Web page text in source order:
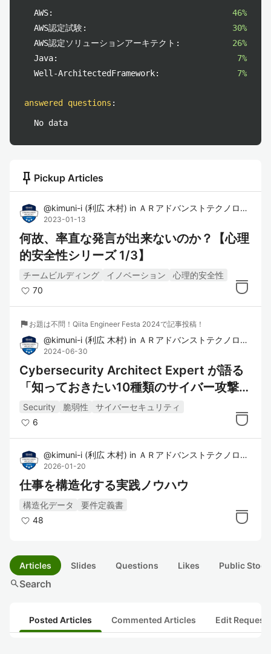
AWS:
46%
AWS認定試験:
30%
AWS認定ソリューションアーキテクト:
26%
Java:
7%
Well-ArchitectedFramework:
7%
answered questions :
No data
push_pin Pickup Articles
@kimuni-i (利広 木村) in ＡＲアドバンストテクノロジ株式会社（ARI）
2023-01-13
何故、率直な発言が出来ないのか？【心理
的安全性シリーズ 1/3】
チームビルディング イノベーション
心理的安全性
70
flag お題は不問！Qiita Engineer Festa 2024で記事投稿！
@kimuni-i (利広 木村) in ＡＲアドバンストテクノロジ株式会社（ARI）
2024-06-30
Cybersecurity Architect Expert が語る
「知っておきたい10種類のサイバー攻撃と
対策」
Security 脆弱性
サイバーセキュリティ
6
@kimuni-i (利広 木村) in ＡＲアドバンストテクノロジ株式会社（ARI）
2026-01-20
仕事を構造化する実践ノウハウ
構造化データ
要件定義書
48
Articles Slides Questions Likes Public
searchSearch
Posted Articles Commented Articles Edit